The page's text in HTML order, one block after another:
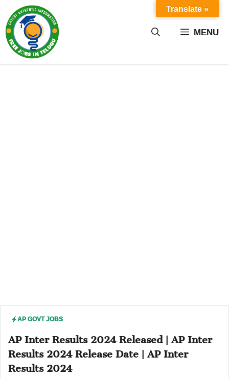
content MENU
AP GOVT JOBS
AP Inter Results 2024 Released | AP Inter
Results 2024 Release Date | AP Inter
Results 2024
Translate »